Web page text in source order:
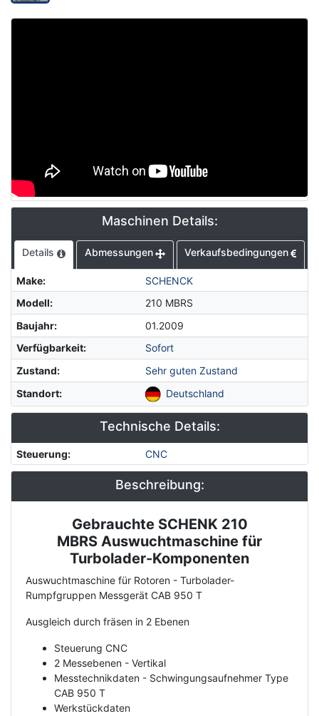
Maschinen Details:
Details Abmessungen Verkaufsbedingungen
Make:
SCHENCK
Modell:
210 MBRS
Baujahr:
01.2009
Verfügbarkeit:
Sofort
Zustand:
Sehr guten Zustand
Standort: Deutschland
Technische Details:
Steuerung: CNC
Beschreibung:
DescriptionGebrauchte SCHENK 210
MBRS Auswuchtmaschine für
Turbolader-Komponenten
Auswuchtmaschine für Rotoren - Turbolader-
Rumpfgruppen Messgerät CAB 950 T
Ausgleich durch fräsen in 2 Ebenen
Steuerung CNC
2 Messebenen - Vertikal
Messtechnikdaten - Schwingungsaufnehmer Type
CAB 950 T
Werkstückdaten